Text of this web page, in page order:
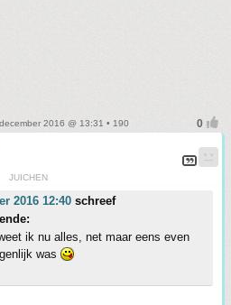
2016 @ 13:31 • 190
JUICHEN
2016 12:40 schreef
ik nu alles, net maar eens even
was